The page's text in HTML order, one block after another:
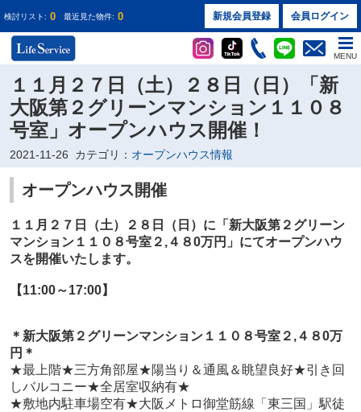
検討リスト: 0 最近見た物件: 0 新規会員登録 会員ログイン
MENU
１１月２７日（土）２８日（日）「新
大阪第２グリーンマンション１１０８
号室」オープンハウス開催！
2021-11-26 カテゴリ： オープンハウス情報
オープンハウス開催
１１月２７日（土）２８日（日）に 「新大阪第２グリーン
マンション１１０８号室２ ,４８0万円 」 にてオープンハウ
スを開催いたします。
【11:00～17:00】
＊ 新大阪第２グリーンマンション１１０８号室２ ,４８0万
円 ＊
★最上階★三方角部屋★陽当り＆通風＆眺望良好★引き回
しバルコニー★全居室収納有★
★敷地内駐車場空有★大阪メトロ御堂筋線「東三国」駅徒